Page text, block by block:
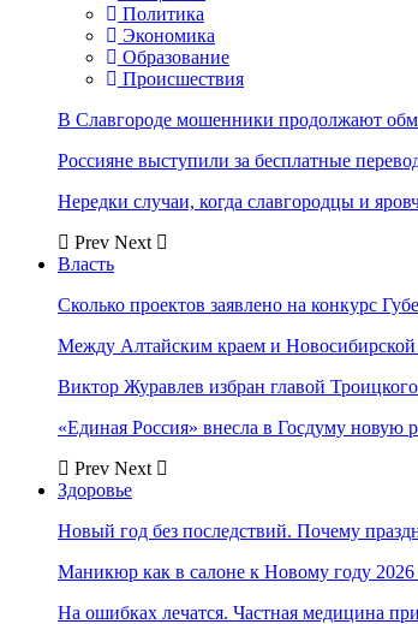
Политика
Экономика
Образование
Происшествия
В Славгороде мошенники продолжают
Россияне выступили за бесплатные
Нередки случаи, когда славгородцы и
Prev Next
Власть
Сколько проектов заявлено на конкурс
Между Алтайским краем и
Виктор Журавлев избран главой
«Единая Россия» внесла в Госдуму новую
Prev Next
Здоровье
Новый год без последствий. Почему
Маникюр как в салоне к Новому году
На ошибках лечатся. Частная медицина